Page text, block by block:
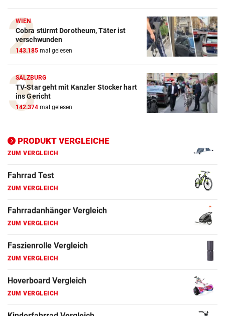
WIEN
Cobra stürmt Dorotheum, Täter ist
verschwunden
143.185 mal gelesen
SALZBURG
TV-Star geht mit Kanzler Stocker hart
ins Gericht
142.374 mal gelesen
PRODUKT VERGLEICHE
Crosstrainer Vergleich
ZUM VERGLEICH
E-Bike Vergleich
ZUM VERGLEICH
Elektro-Scooter Vergleich
ZUM VERGLEICH
ZUM VERGLEICH
Fahrrad Test
ZUM VERGLEICH
Fahrradanhänger Vergleich
ZUM VERGLEICH
Faszienrolle Vergleich
ZUM VERGLEICH
Hoverboard Vergleich
ZUM VERGLEICH
Kinderfahrrad Vergleich
ZUM VERGLEICH